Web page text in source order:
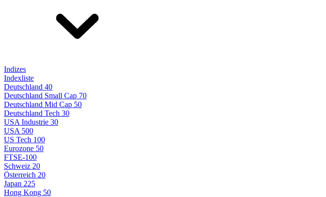
Indizes
Indexliste
Deutschland 40
Deutschland Small Cap 70
Deutschland Mid Cap 50
Deutschland Tech 30
USA Industrie 30
USA 500
US Tech 100
Eurozone 50
FTSE-100
Schweiz 20
Österreich 20
Japan 225
Hong Kong 50